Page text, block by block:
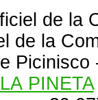
de la
de la
Picinisco
PINETA